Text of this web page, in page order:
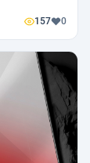
157 0